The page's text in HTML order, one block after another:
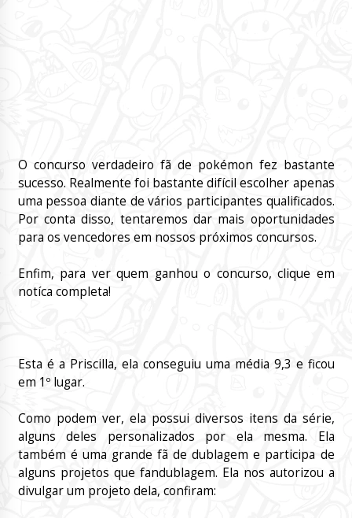
O concurso verdadeiro fã de pokémon fez bastante
sucesso. Realmente foi bastante difícil escolher apenas
uma pessoa diante de vários participantes qualificados.
Por conta disso, tentaremos dar mais oportunidades
para os vencedores em nossos próximos concursos.
Enfim, para ver quem ganhou o concurso, clique em
notíca completa!
Esta é a Priscilla, ela conseguiu uma média 9,3 e ficou
em 1º lugar.
Como podem ver, ela possui diversos itens da série,
alguns deles personalizados por ela mesma. Ela
também é uma grande fã de dublagem e participa de
alguns projetos que fandublagem. Ela nos autorizou a
divulgar um projeto dela, confiram: